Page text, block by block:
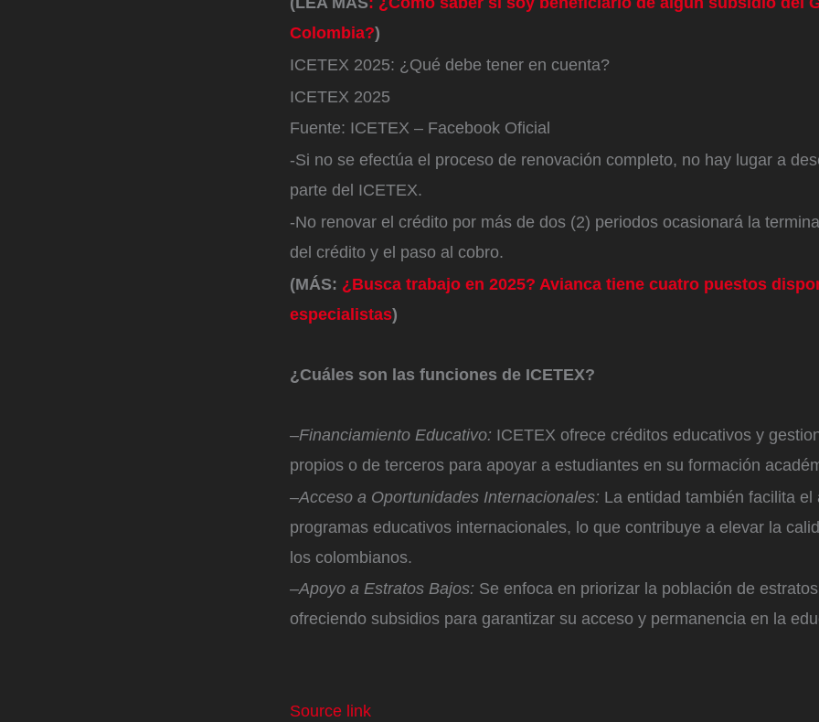
Colombia?)
ICETEX 2025: ¿Qué debe tener en cuenta?
ICETEX 2025
Fuente: ICETEX – Facebook Oficial
-Si no se efectúa el proceso de renovación completo, no hay lugar a
parte del ICETEX.
-No renovar el crédito por más de dos (2) periodos ocasionará la
del crédito y el paso al cobro.
(MÁS: ¿Busca trabajo en 2025? Avianca tiene cuatro puestos
especialistas)
¿Cuáles son las funciones de ICETEX?
–Financiamiento Educativo: ICETEX ofrece créditos educativos y
propios o de terceros para apoyar a estudiantes en su formación
–Acceso a Oportunidades Internacionales: La entidad también facilita el
programas educativos internacionales, lo que contribuye a elevar la
los colombianos.
–Apoyo a Estratos Bajos: Se enfoca en priorizar la población de
ofreciendo subsidios para garantizar su acceso y permanencia en la
Source link